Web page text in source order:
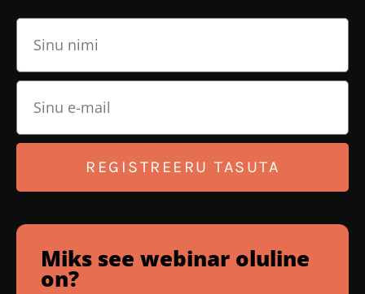
REGISTREERU TASUTA
Miks see webinar oluline
on?